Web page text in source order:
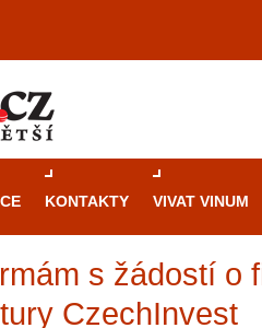
KONTAKTY VIVAT VINUM
s žádostí o
CzechInvest
Průvodce
Brně: Od